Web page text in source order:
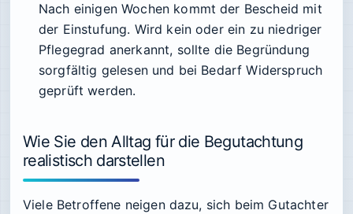
Nach einigen Wochen kommt der Bescheid mit
der Einstufung. Wird kein oder ein zu niedriger
Pflegegrad anerkannt, sollte die Begründung
sorgfältig gelesen und bei Bedarf Widerspruch
geprüft werden.
Wie Sie den Alltag für die Begutachtung
realistisch darstellen
Viele Betroffene neigen dazu, sich beim Gutachter